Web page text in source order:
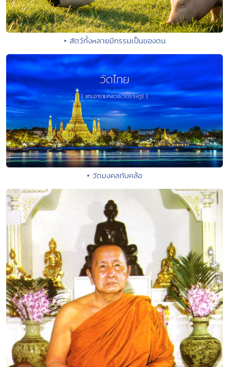
• สัตว์ทั้งหลายมีกรรมเป็นของตน
• วัดมงคลทับคล้อ